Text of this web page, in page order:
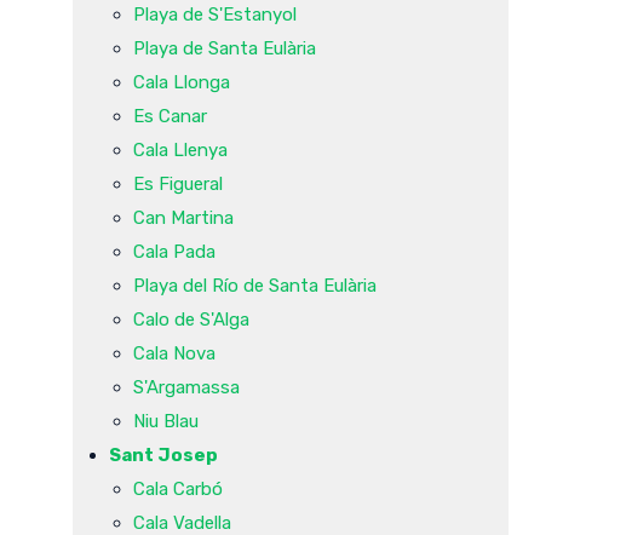
Playa de S'Estanyol
Playa de Santa Eulària
Cala Llonga
Es Canar
Cala Llenya
Es Figueral
Can Martina
Cala Pada
Playa del Río de Santa Eulària
Calo de S'Alga
Cala Nova
S'Argamassa
Niu Blau
Sant Josep
Cala Carbó
Cala Vadella